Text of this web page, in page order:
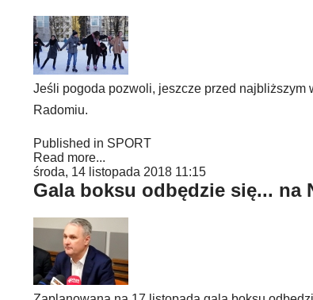
Jeśli pogoda pozwoli, jeszcze przed
Radomiu.
Published in SPORT
Read more...
środa, 14 listopada 2018 11:15
Gala boksu odbędzie się... na